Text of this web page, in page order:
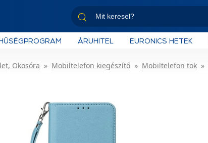
ÁRUHITEL EURONICS HETEK
Okosóra Mobiltelefon kiegészítő Mobiltelefon tok